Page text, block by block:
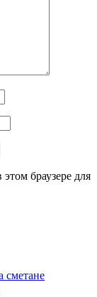
браузере для
сметане